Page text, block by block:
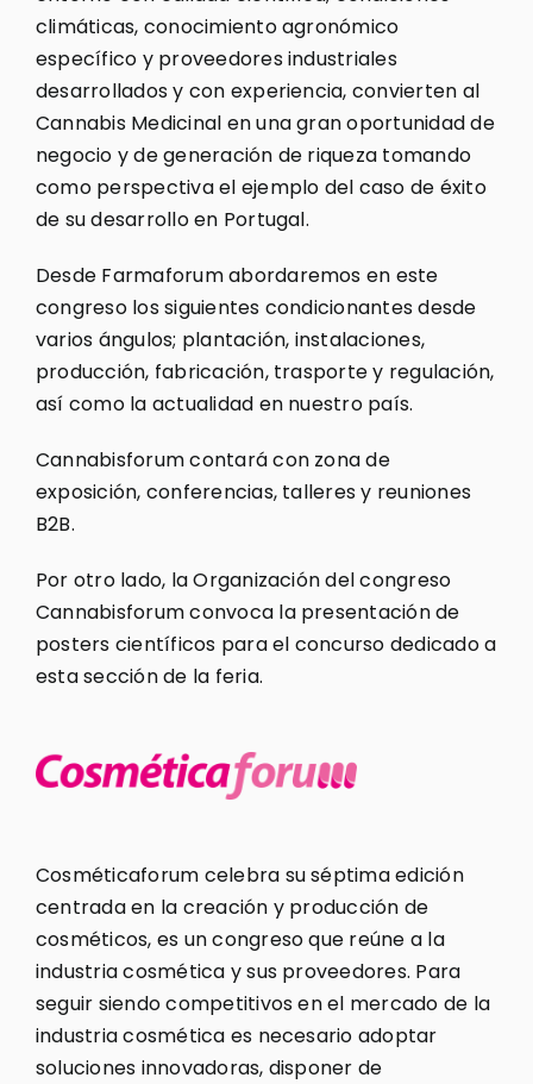
climáticas, conocimiento agronómico
específico y proveedores industriales
desarrollados y con experiencia, convierten al
Cannabis Medicinal en una gran oportunidad de
negocio y de generación de riqueza tomando
como perspectiva el ejemplo del caso de éxito
de su desarrollo en Portugal.
Desde Farmaforum abordaremos en este
congreso los siguientes condicionantes desde
varios ángulos; plantación, instalaciones,
producción, fabricación, trasporte y regulación,
así como la actualidad en nuestro país.
Cannabisforum contará con zona de
exposición, conferencias, talleres y reuniones
B2B.
Por otro lado, la Organización del congreso
Cannabisforum convoca la presentación de
posters científicos para el concurso dedicado a
esta sección de la feria.
Cosméticaforum celebra su séptima edición
centrada en la creación y producción de
cosméticos, es un congreso que reúne a la
industria cosmética y sus proveedores. Para
seguir siendo competitivos en el mercado de la
industria cosmética es necesario adoptar
soluciones innovadoras, disponer de